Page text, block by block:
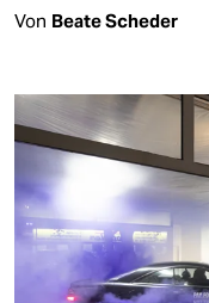
Von Beate Scheder